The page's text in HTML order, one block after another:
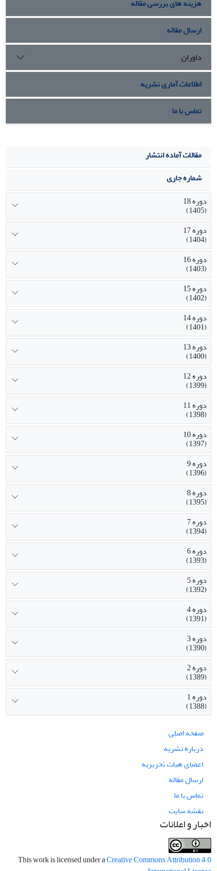
هزینه های بررسی مقاله
ارسال مقاله
داوران
اطلاعات آماری نشریه
تماس با ما
مقالات آماده انتشار
شماره جاری
دوره 18
(1405)
دوره 17
(1404)
دوره 16
(1403)
دوره 15
(1402)
دوره 14
(1401)
دوره 13
(1400)
دوره 12
(1399)
دوره 11
(1398)
دوره 10
(1397)
دوره 9
(1396)
دوره 8
(1395)
دوره 7
(1394)
دوره 6
(1393)
دوره 5
(1392)
دوره 4
(1391)
دوره 3
(1390)
دوره 2
(1389)
دوره 1
(1388)
صفحه اصلی
درباره نشریه
اعضای هیات تحریریه
ارسال مقاله
تماس با ما
نقشه سایت
اخبار و اعلانات
This work is licensed under aCreative Commons Attribution 4.0